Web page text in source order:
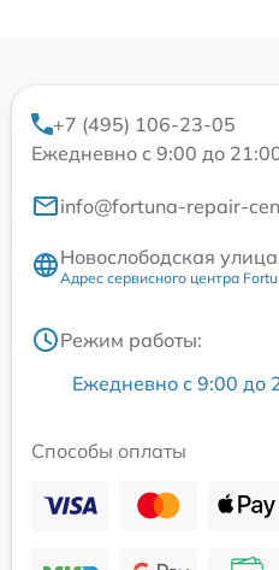
+7 (495) 106-23-05
Ежедневно с 9:00 до
info@fortuna-repair-
Новослободская
Адрес сервисного центра
Режим работы:
Ежедневно с 9:00 до
Способы оплаты